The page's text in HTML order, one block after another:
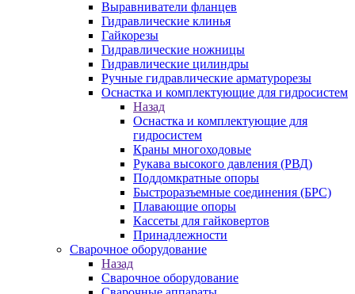
Выравниватели фланцев
Гидравлические клинья
Гайкорезы
Гидравлические ножницы
Гидравлические цилиндры
Ручные гидравлические арматурорезы
Оснастка и комплектующие для гидросистем
Назад
Оснастка и комплектующие для
гидросистем
Краны многоходовые
Рукава высокого давления (РВД)
Поддомкратные опоры
Быстроразъемные соединения (БРС)
Плавающие опоры
Кассеты для гайковертов
Принадлежности
Сварочное оборудование
Назад
Сварочное оборудование